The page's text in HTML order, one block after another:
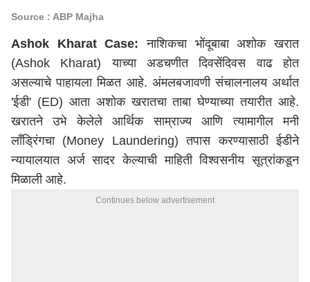
Source : ABP Majha
Ashok Kharat Case: नाशिकचा भोंदूबाबा अशोक खरात
(Ashok Kharat) याच्या अडचणीत दिवसेंदिवस वाढ होत
असल्याचे पाहायला मिळत आहे. अंमलबजावणी संचालनालय अर्थात
'ईडी' (ED) आता अशोक खरातचा ताबा घेण्याच्या तयारीत आहे.
खरातने उभे केलेले आर्थिक साम्राज्य आणि त्यामागील मनी
लाँड्रिंगचा (Money Laundering) तपास करण्यासाठी ईडीने
न्यायालयात अर्ज सादर केल्याची माहिती विश्वसनीय सूत्रांकडून
मिळाली आहे.
Continues below advertisement